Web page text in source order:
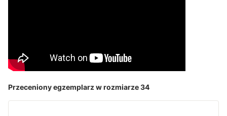
Przeceniony egzemplarz w rozmiarze 34